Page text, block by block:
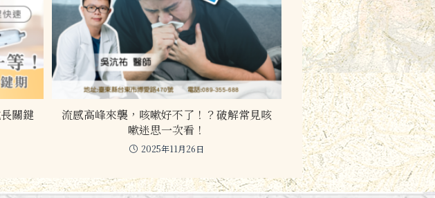
關鍵
流感高峰來襲，咳嗽好不了！？破解常見咳
嗽迷思一次看！
2025年11月26日